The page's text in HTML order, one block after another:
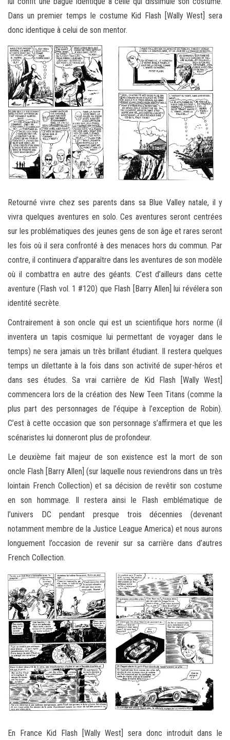
Dans un premier temps le costume Kid Flash [Wally West] sera
donc identique à celui de son mentor.
Retourné vivre chez ses parents dans sa Blue Valley natale, il y
vivra quelques aventures en solo. Ces aventures seront centrées
sur les problématiques des jeunes gens de son âge et rares seront
les fois où il sera confronté à des menaces hors du commun. Par
contre, il continuera d’apparaître dans les aventures de son modèle
où il combattra en autre des géants. C’est d’ailleurs dans cette
aventure (Flash vol. 1 #120) que Flash [Barry Allen] lui révélera son
identité secrète.
Contrairement à son oncle qui est un scientifique hors norme (il
inventera un tapis cosmique lui permettant de voyager dans le
temps) ne sera jamais un très brillant étudiant. Il restera quelques
temps un dilettante à la fois dans son activité de super-héros et
dans ses études. Sa vrai carrière de Kid Flash [Wally West]
commencera lors de la création des New Teen Titans (comme la
plus part des personnages de l’équipe à l’exception de Robin).
C’est à cette occasion que son personnage s’affirmera et que les
scénaristes lui donneront plus de profondeur.
Le deuxième fait majeur de son existence est la mort de son
oncle Flash [Barry Allen] (sur laquelle nous reviendrons dans un très
lointain French Collection) et sa décision de revêtir son costume
en son hommage. Il restera ainsi le Flash emblématique de
l’univers DC pendant presque trois décennies (devenant
notamment membre de la Justice League America) et nous aurons
longuement l’occasion de revenir sur sa carrière dans d’autres
French Collection.
En France Kid Flash [Wally West] sera donc introduit dans le